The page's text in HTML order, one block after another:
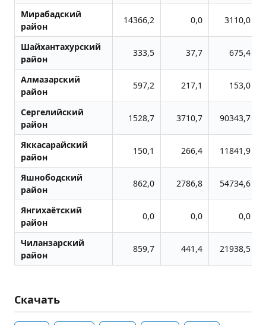
Мирабадский
район
14366,2 0,0 3110,0
Шайхантахурский
район
333,5 37,7 675,4
Алмазарский
район
597,2 217,1 153,0
Сергелийский
район
1528,7 3710,7 90343,7
Яккасарайский
район
150,1 266,4 11841,9
Яшнободский
район
862,0 2786,8 54734,6
Янгихаётский
район
0,0 0,0 0,0
Чиланзарский
район
859,7 441,4 21938,5
Скачать